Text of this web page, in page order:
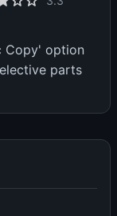
Copy' option
parts